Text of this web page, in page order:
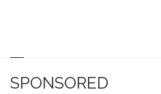
SPONSORED